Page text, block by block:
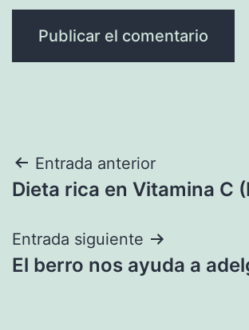
Navegación
de
entradas
Entrada anterior
Dieta rica en Vitamina C
Entrada siguiente
El berro nos ayuda a